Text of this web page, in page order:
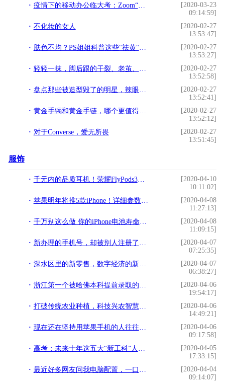
疫情下的移动办公临大考：Zoom“作结自缚”钉钉、微信难挑大梁
[2020-03-23
09:14:59]
不化妆的女人
[2020-02-27
13:53:47]
肤色不均？PS姐姐科普这些"祛黄"，你一定要知道
[2020-02-27
13:53:27]
轻轻一抹，脚后跟的干裂、老茧、死皮都没了
[2020-02-27
13:52:58]
盘点那些被造型毁了的明星，辣眼睛！
[2020-02-27
13:52:41]
黄金手镯和黄金手链，哪个更值得买？
[2020-02-27
13:52:12]
对于Converse，爱无所畏
[2020-02-27
13:51:45]
服饰
千元内的品质耳机！荣耀FlyPods3开启预售，定金翻倍享6期免息
[2020-04-10
10:11:02]
苹果明年将推5款iPhone！详细参数曝光/售价2800元起
[2020-04-08
11:27:13]
千万别这么做 你的iPhone电池寿命会缩短
[2020-04-08
11:09:15]
新办理的手机号，却被别人注册了微信，怎样做才安全？
[2020-04-07
07:25:35]
深水区里的新零售，数字经济的新担当
[2020-04-07
06:38:27]
浙江第一个被哈佛本科提前录取的学霸，高一拿的竞赛奖帮了大忙
[2020-04-06
19:54:17]
打破传统农业种植，科技兴农智慧农业引导农业未来
[2020-04-06
14:49:21]
现在还在坚持用苹果手机的人往往是这四种心态，你是哪一种？
[2020-04-06
09:17:58]
高考：未来十年这五大“新工科”人才缺口500万，年薪破百万
[2020-04-05
17:33:15]
最近好多网友问我电脑配置，一口气写了好几款，大家参考一下
[2020-04-04
09:14:07]